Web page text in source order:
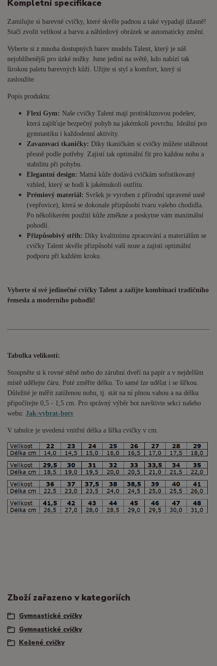
Kompletní specifikace
Zamilujte si barevné cvičky, které skvěle padnou a také vypadají úžasně!
Stačí zvolit velikost a barvu a náhledový obrázek se automaticky změní.
Vyberte si z mnoha dostupných barev modelu Talent, který je náš
nejoblíbenější pro úzké nožky. Jsme jediní na světě, kdo nabízí tak
širokou paletu barevných kůží. Užijte si styl a komfort, který si
zasloužíte.
Popis produktu:
Flexi Gym: Naše cvičky Talent mají protiskluzovou podešev,
která zajišťuje bezpečný pohyb na jakémkoli povrchu. Ideální pro
gymnastiku i každodenní aktivity.
Zavazovací tkaničky: Díky tkaničkám si cvičky můžete utáhnout
přesně podle potřeby. Zajistí tak optimální fit pro každou nohu a
stabilitu při pohybu.
Elegantní design: Matná kůže dodává cvičkám sofistikovaný
vzhled, který se hodí k jakémukoli outfitu.
Prémiový materiál: Svršek je vyroben z přírodní upravené usně
(vepřovice), která se dokonale přizpůsobí tvaru vašeho chodidla.
Po několikerém použití kůže změkne a poskytne vám maximální
pohodlí.
Přizpůsobivý střih: Díky kvalitnímu zpracování a materiálům se
cvičky Talent skvěle přizpůsobí vaší noze a zajistí optimální
podporu při každém kroku.
Vyberte si své jedinečné cvičky Talent a zažijte kombinaci tradičního
řemesla a moderního pohodlí!
Tabulka velikostí:
Stoupněte si k rovné stěně nebo do zárubní dveří na papír a v nejdelším
místě udělejte čáru. Poté změřte délku. To samé lze udělat i se šířkou.
Důležité je měřit zatíženou nohu, tj. stát na ní plnou vahou a na délku
připočítejte 0,5 - 1,5 cm. Pro správný výběr bot navštivte sekci našeho
webu: Jak-vybrat-boty
V tabulce je uvedená vnitřní délka a šířka cvičky v cm.
Zboží zařazeno v kategoriích
Gymnastické cvičky
Gymnastické cvičky
Kožené cvičky